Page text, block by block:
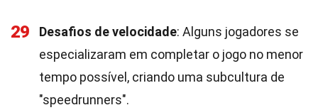
29 Desafios de velocidade: Alguns jogadores se
especializaram em completar o jogo no menor
tempo possível, criando uma subcultura de
"speedrunners".